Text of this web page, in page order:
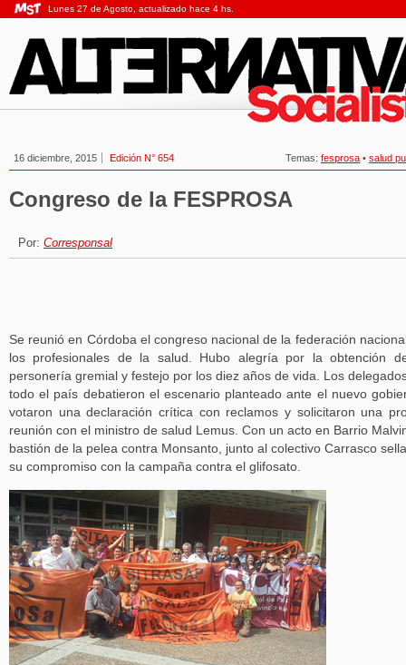
Lunes 27 de Agosto, actualizado hace 4 hs.
16 diciembre, 2015 Edición N° 654 Temas: fesprosa • salud
Congreso de la FESPROSA
Por: Corresponsal
Se reunió en Córdoba el congreso nacional de la federación
los profesionales de la salud. Hubo alegría por la obtención
personería gremial y festejo por los diez años de vida. Los
todo el país debatieron el escenario planteado ante el nuevo
votaron una declaración crítica con reclamos y solicitaron una
reunión con el ministro de salud Lemus. Con un acto en Barrio
bastión de la pelea contra Monsanto, junto al colectivo Carrasco
su compromiso con la campaña contra el glifosato.